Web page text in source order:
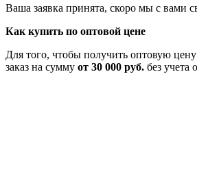
Ваша заявка принята, скоро мы с вами
Как купить по оптовой цене
Для того, чтобы получить оптовую цену
заказ на сумму от 30 000 руб. без учета